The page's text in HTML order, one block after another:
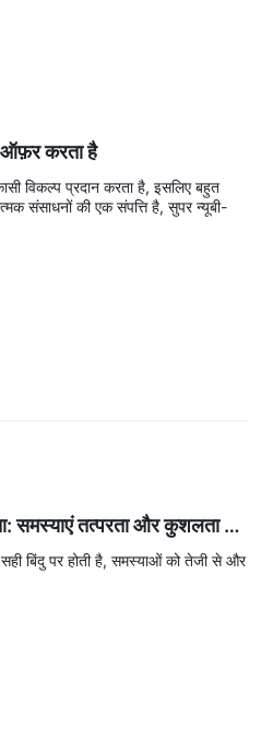
करता है
विकल्प प्रदान करता है, इसलिए बहुत
संसाधनों की एक संपत्ति है, सुपर न्यूबी-
समस्याएं तत्परता और कुशलता से
बिंदु पर होती है, समस्याओं को तेजी से और